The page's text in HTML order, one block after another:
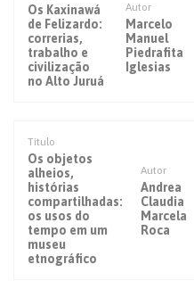
Os Kaxinawá
de Felizardo:
correrias,
trabalho e
civilização
no Alto Juruá
Autor
Marcelo
Manuel
Piedrafita
Iglesias
Título
Os objetos
alheios,
histórias
compartilhadas:
os usos do
tempo em um
museu
etnográfico
Autor
Andrea
Claudia
Marcela
Roca